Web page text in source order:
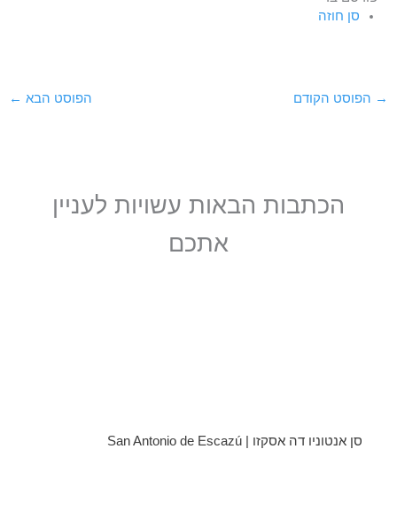
סן חוזה
→ הפוסט הקודם הפוסט הבא ←
הכתבות הבאות עשויות לעניין
אתכם
סן אנטוניו דה אסקזו | San Antonio de Escazú